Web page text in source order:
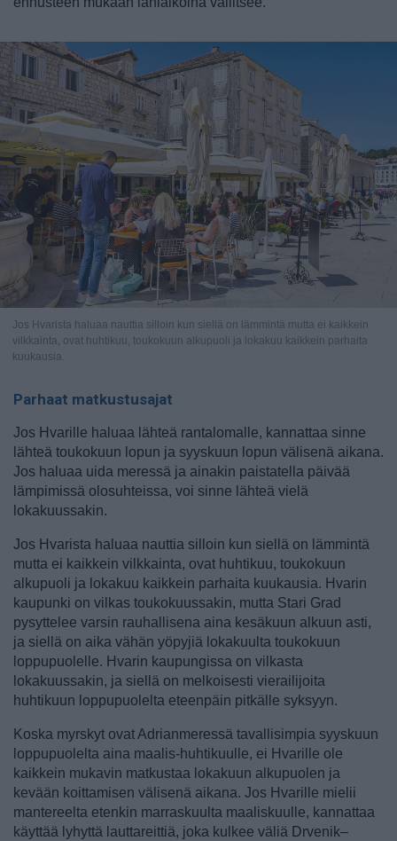
Jos Hvarista haluaa nauttia silloin kun siellä on lämmintä mutta ei kaikkein
vilkkainta, ovat huhtikuu, toukokuun alkupuoli ja lokakuu kaikkein parhaita
kuukausia.
Parhaat matkustusajat
Jos Hvarille haluaa lähteä rantalomalle, kannattaa sinne
lähteä toukokuun lopun ja syyskuun lopun välisenä aikana.
Jos haluaa uida meressä ja ainakin paistatella päivää
lämpimissä olosuhteissa, voi sinne lähteä vielä
lokakuussakin.
Jos Hvarista haluaa nauttia silloin kun siellä on lämmintä
mutta ei kaikkein vilkkainta, ovat huhtikuu, toukokuun
alkupuoli ja lokakuu kaikkein parhaita kuukausia. Hvarin
kaupunki on vilkas toukokuussakin, mutta Stari Grad
pysyttelee varsin rauhallisena aina kesäkuun alkuun asti,
ja siellä on aika vähän yöpyjiä lokakuulta toukokuun
loppupuolelle. Hvarin kaupungissa on vilkasta
lokakuussakin, ja siellä on melkoisesti vierailijoita
huhtikuun loppupuolelta eteenpäin pitkälle syksyyn.
Koska myrskyt ovat Adrianmeressä tavallisimpia syyskuun
loppupuolelta aina maalis-huhtikuulle, ei Hvarille ole
kaikkein mukavin matkustaa lokakuun alkupuolen ja
kevään koittamisen välisenä aikana. Jos Hvarille mielii
mantereelta etenkin marraskuulta maaliskuulle, kannattaa
käyttää lyhyttä lauttareittiä, joka kulkee väliä Drvenik–